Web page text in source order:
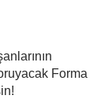
Forma